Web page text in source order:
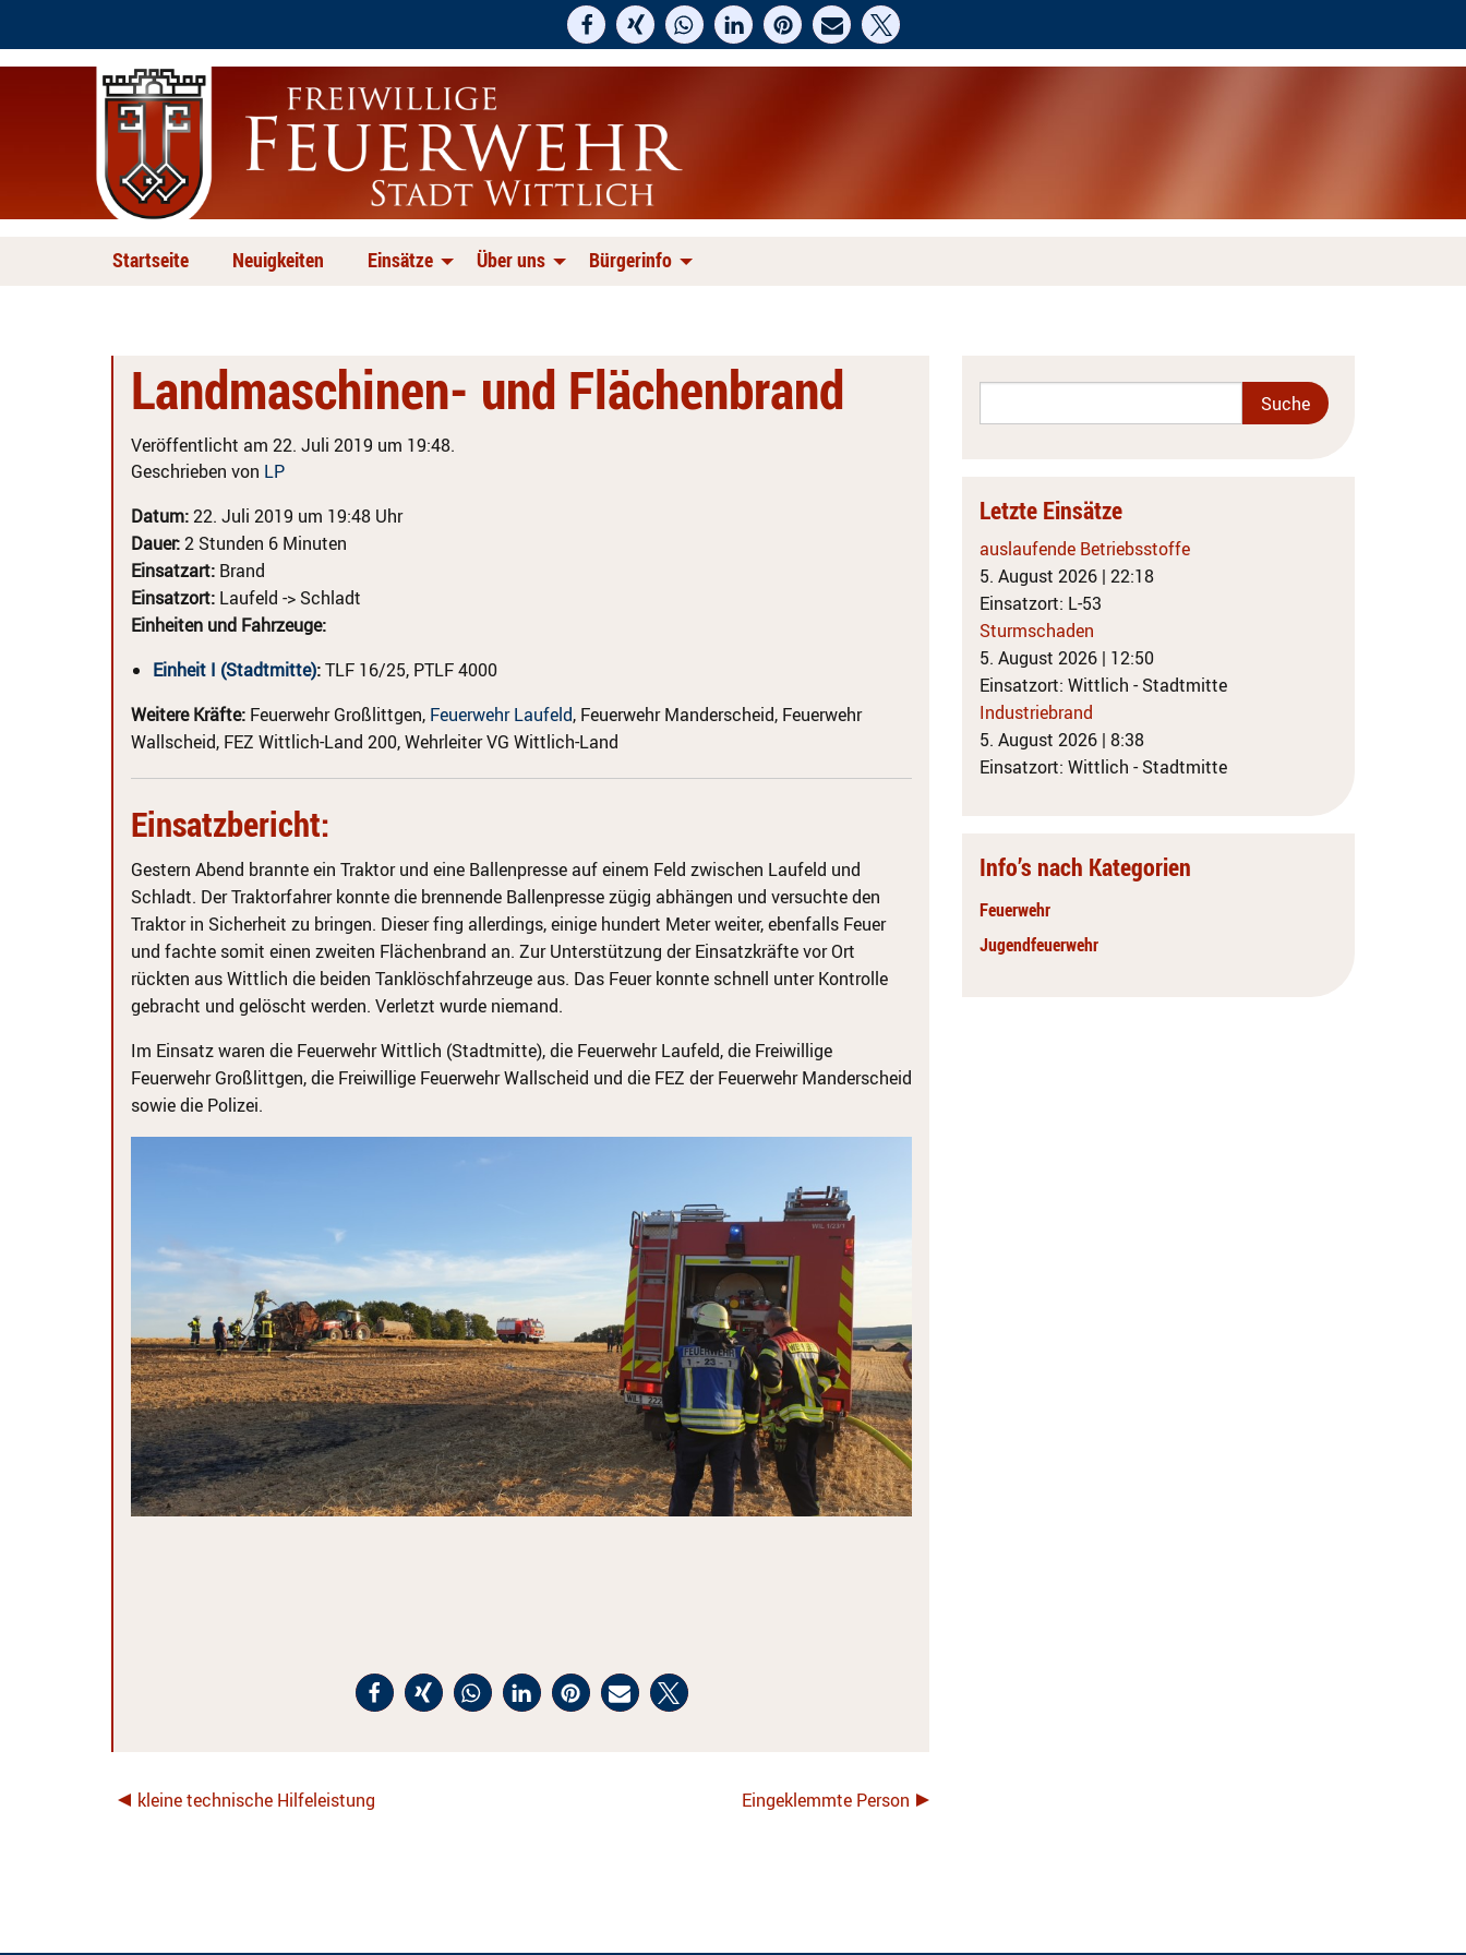
Startseite Neuigkeiten Einsätze Über uns Bürgerinfo
Landmaschinen- und Flächenbrand
Veröffentlicht am 22. Juli 2019 um 19:48.
Geschrieben von LP
Datum:22. Juli 2019 um 19:48 Uhr
Dauer:2 Stunden 6 Minuten
Einsatzart: Brand
Einsatzort: Laufeld -> Schladt
Einheiten und Fahrzeuge:
Einheit I (Stadtmitte):TLF 16/25, PTLF 4000
Weitere Kräfte: Feuerwehr Großlittgen, Feuerwehr Laufeld, Feuerwehr Manderscheid, Feuerwehr
Wallscheid, FEZ Wittlich-Land 200, Wehrleiter VG Wittlich-Land
Einsatzbericht:
Gestern Abend brannte ein Traktor und eine Ballenpresse auf einem Feld zwischen Laufeld und
Schladt. Der Traktorfahrer konnte die brennende Ballenpresse zügig abhängen und versuchte den
Traktor in Sicherheit zu bringen. Dieser fing allerdings, einige hundert Meter weiter, ebenfalls Feuer
und fachte somit einen zweiten Flächenbrand an. Zur Unterstützung der Einsatzkräfte vor Ort
rückten aus Wittlich die beiden Tanklöschfahrzeuge aus. Das Feuer konnte schnell unter Kontrolle
gebracht und gelöscht werden. Verletzt wurde niemand.
Im Einsatz waren die Feuerwehr Wittlich (Stadtmitte), die Feuerwehr Laufeld, die Freiwillige
Feuerwehr Großlittgen, die Freiwillige Feuerwehr Wallscheid und die FEZ der Feuerwehr Manderscheid
sowie die Polizei.
kleine technische Hilfeleistung Eingeklemmte Person
Letzte Einsätze
auslaufende Betriebsstoffe
5. August 2026 | 22:18
Einsatzort: L-53
Sturmschaden
5. August 2026 | 12:50
Einsatzort: Wittlich - Stadtmitte
Industriebrand
5. August 2026 | 8:38
Einsatzort: Wittlich - Stadtmitte
Info’s nach Kategorien
Feuerwehr
Jugendfeuerwehr